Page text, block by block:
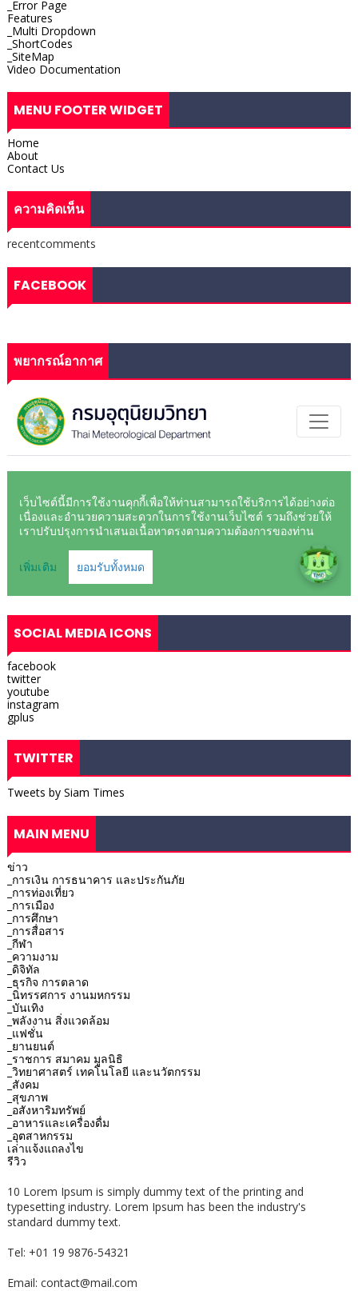
_Error Page
Features
_Multi Dropdown
_ShortCodes
_SiteMap
Video Documentation
MENU FOOTER WIDGET
Home
About
Contact Us
ความคิดเห็น
recentcomments
FACEBOOK
พยากรณ์อากาศ
SOCIAL MEDIA ICONS
facebook
twitter
youtube
instagram
gplus
TWITTER
Tweets by Siam Times
MAIN MENU
ข่าว
_การเงิน การธนาคาร และประกันภัย
_การท่องเที่ยว
_การเมือง
_การศึกษา
_การสื่อสาร
_กีฬา
_ความงาม
_ดิจิทัล
_ธุรกิจ การตลาด
_นิทรรศการ งานมหกรรม
_บันเทิง
_พลังงาน สิ่งแวดล้อม
_แฟชั่น
_ยานยนต์
_ราชการ สมาคม มูลนิธิ
_วิทยาศาสตร์ เทคโนโลยี และนวัตกรรม
_สังคม
_สุขภาพ
_อสังหาริมทรัพย์
_อาหารและเครื่องดื่ม
_อุตสาหกรรม
เล่าแจ้งแถลงไข
รีวิว
10 Lorem Ipsum is simply dummy text of the printing and
typesetting industry. Lorem Ipsum has been the industry's
standard dummy text.
Tel: +01 19 9876-54321
Email: contact@mail.com